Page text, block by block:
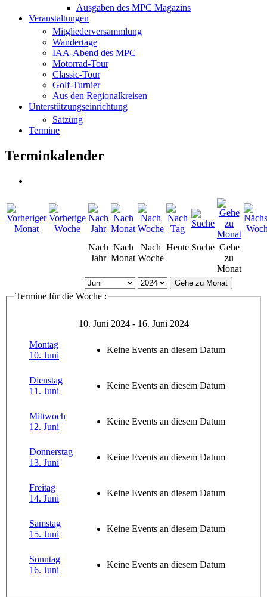
Ausgaben des MPC Magazins
Veranstaltungen
Mitgliederversammlung
Wandertage
IAA-Abend des MPC
Motorrad-Tour
Classic-Tour
Golf-Turnier
Aus den Regionalkreisen
Unterstützungseinrichtung
Satzung
Termine
Terminkalender
Nach
Jahr
Nach
Monat
Nach
Woche
Heute Suche Gehe
zu
Monat
Gehe zu Monat
Termine für die Woche :
10. Juni 2024 - 16. Juni 2024
Montag
10. Juni
Keine Events an diesem Datum
Dienstag
11. Juni
Keine Events an diesem Datum
Mittwoch
12. Juni
Keine Events an diesem Datum
Donnerstag
13. Juni
Keine Events an diesem Datum
Freitag
14. Juni
Keine Events an diesem Datum
Samstag
15. Juni
Keine Events an diesem Datum
Sonntag
16. Juni
Keine Events an diesem Datum